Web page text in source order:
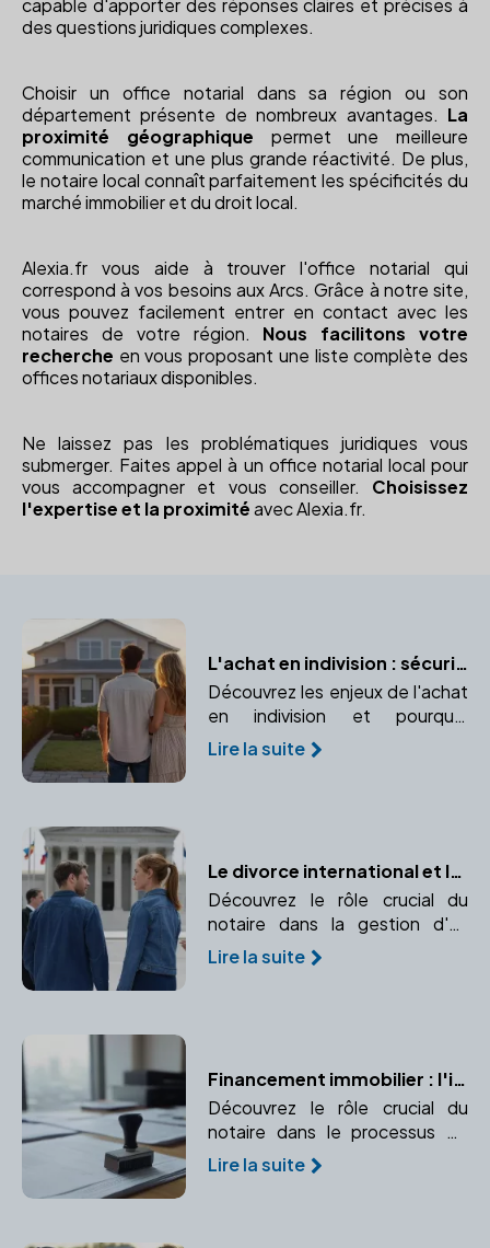
capable d'apporter des réponses claires et précises à
des questions juridiques complexes.
Choisir un office notarial dans sa région ou son
département présente de nombreux avantages. La
proximité géographique permet une meilleure
communication et une plus grande réactivité. De plus,
le notaire local connaît parfaitement les spécificités du
marché immobilier et du droit local.
Alexia.fr vous aide à trouver l'office notarial qui
correspond à vos besoins aux Arcs. Grâce à notre site,
vous pouvez facilement entrer en contact avec les
notaires de votre région. Nous facilitons votre
recherche en vous proposant une liste complète des
offices notariaux disponibles.
Ne laissez pas les problématiques juridiques vous
submerger. Faites appel à un office notarial local pour
vous accompagner et vous conseiller. Choisissez
l'expertise et la proximitéavec Alexia.fr.
L'achat en indivision : sécuriser votre bien à deux avec un notaire
Découvrez les enjeux de l'achat
en indivision et pourquoi
consulter un notaire est
indispensable pour protéger vos
Lire la suite
Le divorce international et le rôle essentiel du notaire
Découvrez le rôle crucial du
notaire dans la gestion d'un
divorce international, de
l'application des conventions
Lire la suite
Financement immobilier : l'importance du notaire
Découvrez le rôle crucial du
notaire dans le processus de
financement immobilier, de
l'authentification des actes de
Lire la suite